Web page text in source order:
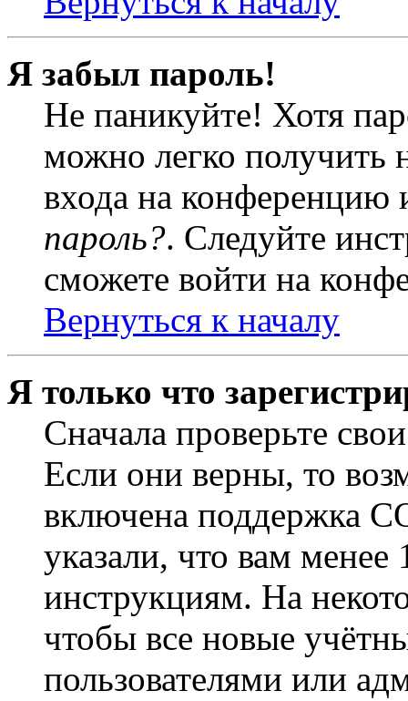
Я забыл пароль!
Не паникуйте! Хотя
можно легко получить
входа на
пароль?. Следуйте
сможете войти на
Вернуться к началу
Я только что
Сначала проверьте
Если они верны, то
включена поддержка
указали, что вам
инструкциям. На
чтобы все новые
пользователями или